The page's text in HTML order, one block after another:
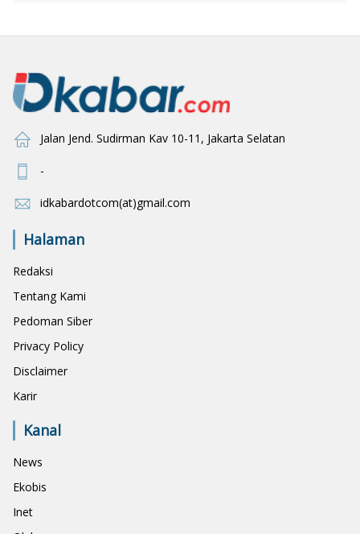
Jalan Jend. Sudirman Kav 10-11, Jakarta Selatan
-
idkabardotcom(at)gmail.com
Halaman
Redaksi
Tentang Kami
Pedoman Siber
Privacy Policy
Disclaimer
Karir
Kanal
News
Ekobis
Inet